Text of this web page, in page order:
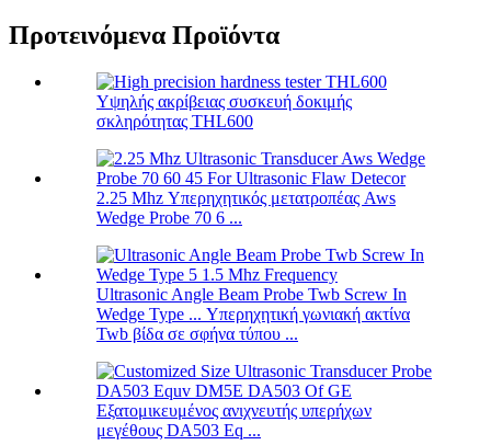
Προτεινόμενα Προϊόντα
Υψηλής ακρίβειας συσκευή δοκιμής
σκληρότητας THL600
2.25 Mhz Υπερηχητικός μετατροπέας Aws
Wedge Probe 70 6 ...
Ultrasonic Angle Beam Probe Twb Screw In
Wedge Type ... Υπερηχητική γωνιακή ακτίνα
Twb βίδα σε σφήνα τύπου ...
Εξατομικευμένος ανιχνευτής υπερήχων
μεγέθους DA503 Eq ...